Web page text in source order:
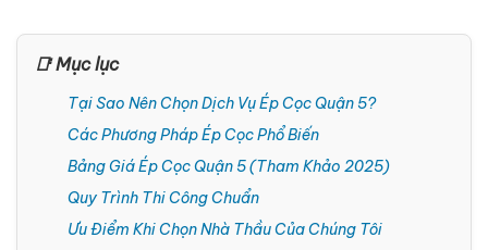
📑 Mục lục
Tại Sao Nên Chọn Dịch Vụ Ép Cọc Quận 5?
Các Phương Pháp Ép Cọc Phổ Biến
Bảng Giá Ép Cọc Quận 5 (Tham Khảo 2025)
Quy Trình Thi Công Chuẩn
Ưu Điểm Khi Chọn Nhà Thầu Của Chúng Tôi